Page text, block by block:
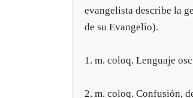
evangelista describe la
de su Evangelio).
1. m. coloq. Lenguaje
2. m. coloq. Confusión,